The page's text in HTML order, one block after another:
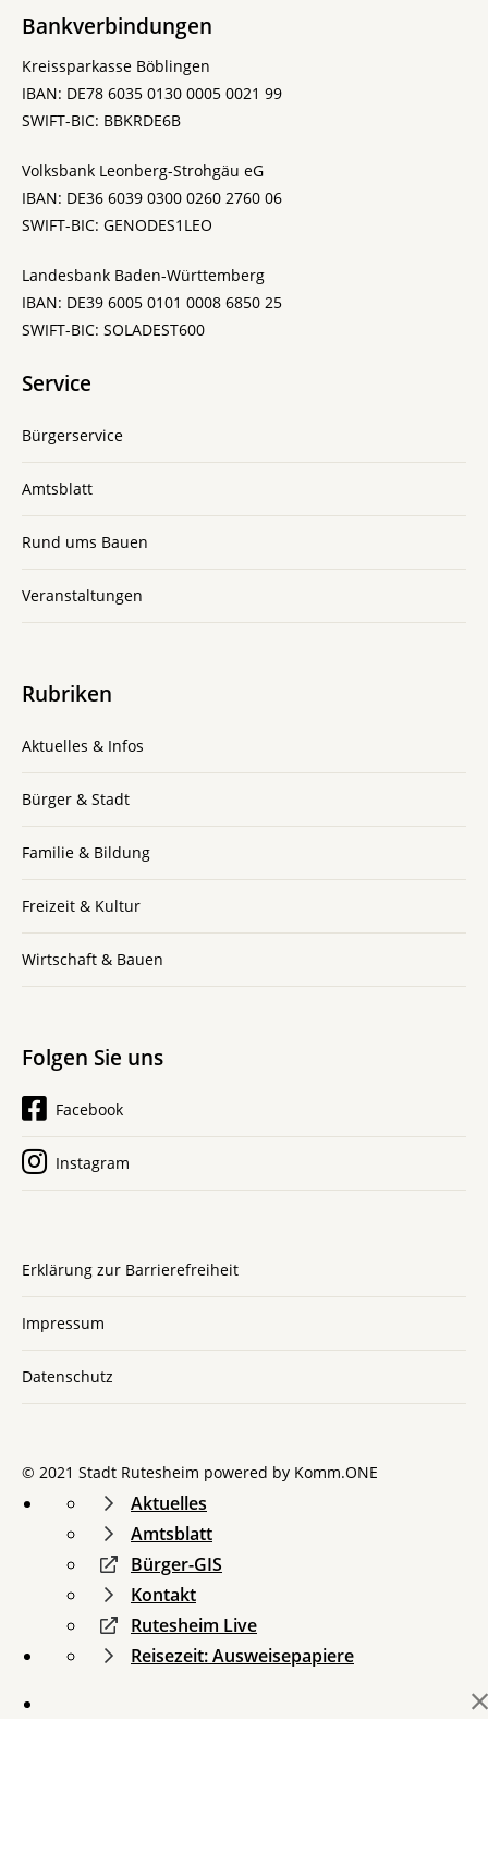
Bankverbindungen
Kreissparkasse Böblingen
IBAN: DE78 6035 0130 0005 0021 99
SWIFT-BIC: BBKRDE6B
Volksbank Leonberg-Strohgäu eG
IBAN: DE36 6039 0300 0260 2760 06
SWIFT-BIC: GENODES1LEO
Landesbank Baden-Württemberg
IBAN: DE39 6005 0101 0008 6850 25
SWIFT-BIC: SOLADEST600
Service
Bürgerservice
Amtsblatt
Rund ums Bauen
Veranstaltungen
Rubriken
Aktuelles & Infos
Bürger & Stadt
Familie & Bildung
Freizeit & Kultur
Wirtschaft & Bauen
Folgen Sie uns
Facebook
Instagram
Erklärung zur Barrierefreiheit
Impressum
Datenschutz
© 2021 Stadt Rutesheim powered by Komm.ONE
Aktuelles
Amtsblatt
Bürger-GIS
Kontakt
Rutesheim Live
Reisezeit: Ausweisepapiere